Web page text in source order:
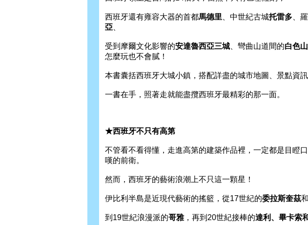
西班牙還有雍容大器的首都馬德里 、中世紀古城托雷多 、
亞
受到摩爾文化影響的安達魯西亞三城 、彎曲山道間的白色
怎麼玩也不會膩！
本書囊括西班牙大城小鎮，搭配詳盡的城市地圖、景點資訊
一書在手，照著走就能盡攬西班牙最精彩的那一面。
★西班牙不只有高第
不管看不看得懂，走進高第的建築作品裡，一定都是目瞪
嘆的前衛。
然而，西班牙的藝術浪潮上不只這一顆星！
伊比利半島是近現代藝術的搖籃，從17世紀的委拉斯奎茲和
到19世紀浪漫派的哥雅，再到20世紀接棒的達利、畢卡索